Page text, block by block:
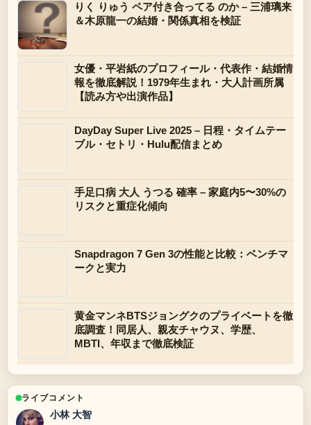
りく りゅう ペア付き合ってる のか – 三浦璃来
＆木原龍一の結婚・関係真相を検証
女優・平岩紙のプロフィール・代表作・結婚情
報を徹底解説！1979年生まれ・大人計画所属
【読み方や出演作品】
DayDay Super Live 2025 – 日程・タイムテー
ブル・セトリ・Hulu配信まとめ
手足口病 大人 うつる 確率 – 家庭内5〜30%の
リスクと重症化傾向
Snapdragon 7 Gen 3の性能と比較：ベンチマ
ークと実力
黄金マンネBTSジョングクのプライベートを徹
底調査！同居人、親友チャウヌ、学歴、
MBTI、年収まで徹底検証
ライブコメント
小林 大智